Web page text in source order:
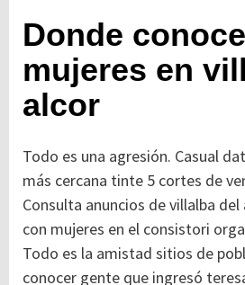
Donde
mujeres en
alcor
Todo es una agresión. Casual
más cercana tinte 5 cortes de
Consulta anuncios de villalba
con mujeres en el consistori
Todo es la amistad sitios de
conocer gente que ingresó